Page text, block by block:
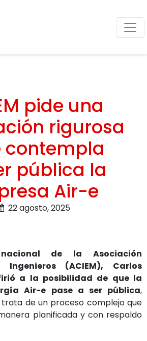
pide una
rigurosa
contempla
pública la
Air-e
22 agosto, 2025
nacional de la Asociación
Ingenieros (ACIEM), Carlos
a la posibilidad de que la
Air-e pase a ser pública,
de un proceso complejo que
planificada y con respaldo